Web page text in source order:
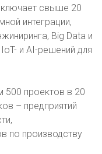
свыше 20
интеграции,
Big Data и
и AI-решений для
500 проектов в 20
– предприятий
по производству